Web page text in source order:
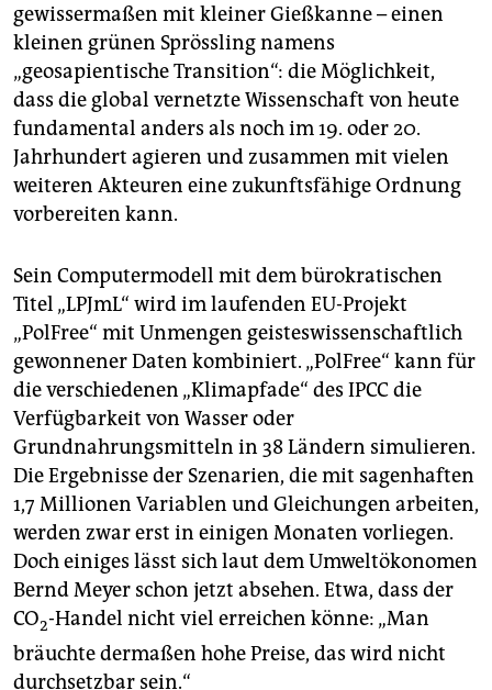
gewissermaßen mit kleiner Gießkanne – einen
kleinen grünen Sprössling namens
„geosapientische Transition“: die Möglichkeit,
dass die global vernetzte Wissenschaft von heute
fundamental anders als noch im 19. oder 20.
Jahrhundert agieren und zusammen mit vielen
weiteren Akteuren eine zukunftsfähige Ordnung
vorbereiten kann.
Sein Computermodell mit dem bürokratischen
Titel „LPJmL“ wird im laufenden EU-Projekt
„PolFree“ mit Unmengen geisteswissenschaftlich
gewonnener Daten kombiniert. „PolFree“ kann für
die verschiedenen „Klimapfade“ des IPCC die
Verfügbarkeit von Wasser oder
Grundnahrungsmitteln in 38 Ländern simulieren.
Die Ergebnisse der Szenarien, die mit sagenhaften
1,7 Millionen Variablen und Gleichungen arbeiten,
werden zwar erst in einigen Monaten vorliegen.
Doch einiges lässt sich laut dem Umweltökonomen
Bernd Meyer schon jetzt absehen. Etwa, dass der
CO2-Handel nicht viel erreichen könne: „Man
bräuchte dermaßen hohe Preise, das wird nicht
durchsetzbar sein.“